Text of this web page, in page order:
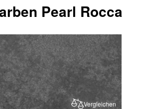
Pearl Rocca
Vergleichen